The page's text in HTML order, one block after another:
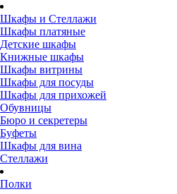
Шкафы и Стеллажи
Шкафы платяные
Детские шкафы
Книжные шкафы
Шкафы витрины
Шкафы для посуды
Шкафы для прихожей
Обувницы
Бюро и секретеры
Буфеты
Шкафы для вина
Стеллажи
Полки